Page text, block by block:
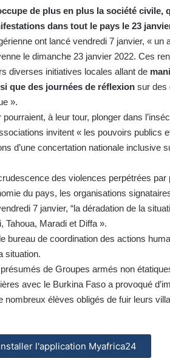
de plus en plus la société civile,
dans tout le pays le 23
ont lancé vendredi 7 janvier, « un
le dimanche 23 janvier 2022. Ces
diverses initiatives locales allant de
que des journées de réflexion sur des
».
à leur tour, plonger dans
invitent « les pouvoirs publics
d’une concertation nationale inclusive
des violences perpétrées
du pays, les organisations
7 janvier, “la déradation de la
Tahoua, Maradi et Diffa ».
bureau de coordination des actions
situation.
de Groupes armés non
avec le Burkina Faso a provoqué
nombreux élèves obligés de fuir leurs
l'application Myafrica24